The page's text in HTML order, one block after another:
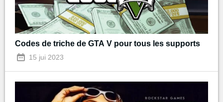
Codes de triche de GTA V pour tous les supports
15 jui 2023